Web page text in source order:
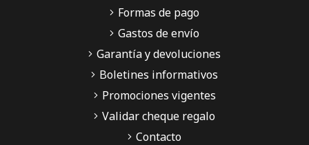
Formas de pago
Gastos de envío
Garantía y devoluciones
Boletines informativos
Promociones vigentes
Validar cheque regalo
Contacto